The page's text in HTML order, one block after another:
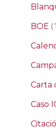
BOE
Carta
Caso